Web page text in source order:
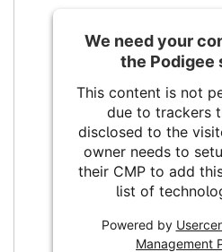
We need your
the Podigee
This content is not
due to trackers
disclosed to the
owner needs to
their CMP to add
list of
Powered by
Management